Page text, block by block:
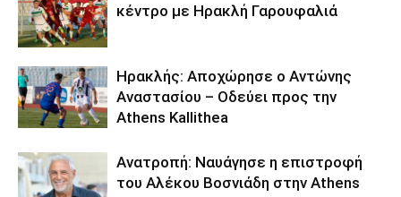
κέντρο με Ηρακλή Γαρουφαλιά
Ηρακλής: Αποχώρησε ο Αντώνης
Αναστασίου – Οδεύει προς την
Athens Kallithea
Ανατροπή: Ναυάγησε η επιστροφή
του Αλέκου Βοσνιάδη στην Athens